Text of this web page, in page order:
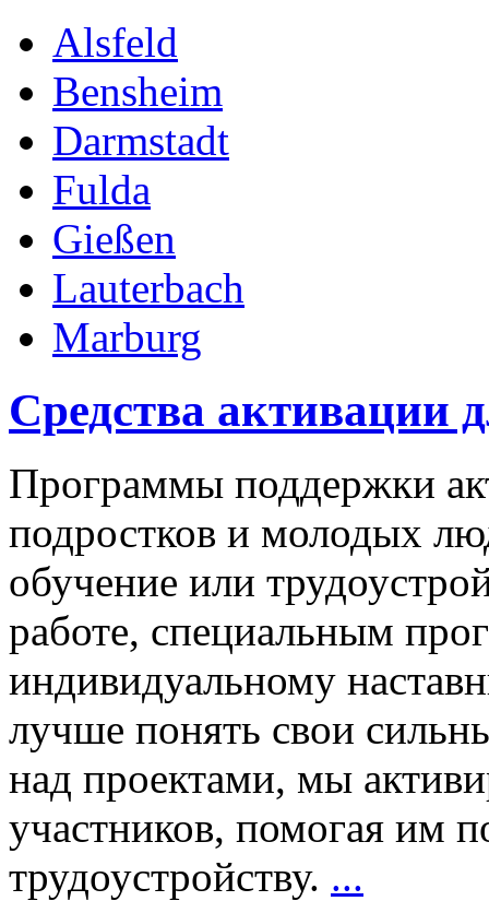
Alsfeld
Bensheim
Darmstadt
Fulda
Gießen
Lauterbach
Marburg
Средства активации
Программы поддержки
подростков и молодых
обучение или
работе, специальным
индивидуальному
лучше понять свои
над проектами, мы
участников, помогая им
трудоустройству. ...